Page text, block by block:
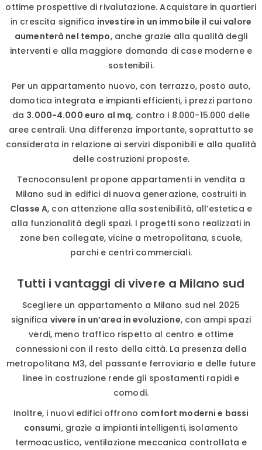
ottime prospettive di rivalutazione. Acquistare in quartieri
in crescita significa investire in un immobile il cui valore
aumenterà nel tempo, anche grazie alla qualità degli
interventi e alla maggiore domanda di case moderne e
sostenibili.
Per un appartamento nuovo, con terrazzo, posto auto,
domotica integrata e impianti efficienti, i prezzi partono
da 3.000-4.000 euro al mq, contro i 8.000-15.000 delle
aree centrali. Una differenza importante, soprattutto se
considerata in relazione ai servizi disponibili e alla qualità
delle costruzioni proposte.
Tecnoconsulent propone appartamenti in vendita a
Milano sud in edifici di nuova generazione, costruiti in
Classe A, con attenzione alla sostenibilità, all’estetica e
alla funzionalità degli spazi. I progetti sono realizzati in
zone ben collegate, vicine a metropolitana, scuole,
parchi e centri commerciali.
Tutti i vantaggi di vivere a Milano sud
Scegliere un appartamento a Milano sud nel 2025
significa vivere in un’area in evoluzione, con ampi spazi
verdi, meno traffico rispetto al centro e ottime
connessioni con il resto della città. La presenza della
metropolitana M3, del passante ferroviario e delle future
linee in costruzione rende gli spostamenti rapidi e
comodi.
Inoltre, i nuovi edifici offrono comfort moderni e bassi
consumi, grazie a impianti intelligenti, isolamento
termoacustico, ventilazione meccanica controllata e